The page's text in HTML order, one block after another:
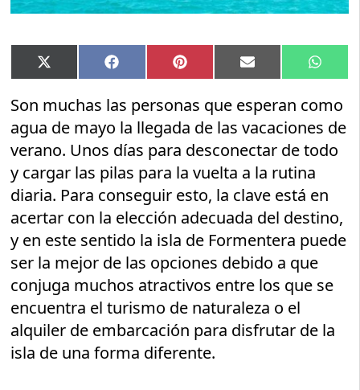
Compartir
en
X
(Twitter)
Compartir
en
Facebook Compartir
en
Pinterest Compartir
en
Email
en
Son muchas las personas que esperan como
agua de mayo la llegada de las vacaciones de
verano. Unos días para desconectar de todo
y cargar las pilas para la vuelta a la rutina
diaria. Para conseguir esto, la clave está en
acertar con la elección adecuada del destino,
y en este sentido la isla de Formentera puede
ser la mejor de las opciones debido a que
conjuga muchos atractivos entre los que se
encuentra el turismo de naturaleza o el
alquiler de embarcación para disfrutar de la
isla de una forma diferente.